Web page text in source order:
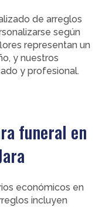
de arreglos
según
representan un
y nuestros
y profesional.
funeral en
económicos en
incluyen